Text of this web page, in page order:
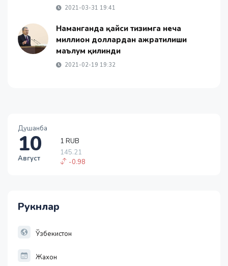
Душанба
10
Август
1 RUB
145.21
-0.98
Рукнлар
Ўзбекистон
Жахон
2021-03-31 19:41
Наманганда қайси тизимга неча
миллион доллардан ажратилиши
маълум қилинди
2021-02-19 19:32